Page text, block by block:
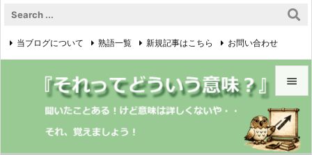


メニュ

当ブログについて 熟語一覧 新規記事はこちら お問い合わせ
プライバシーポリシー 